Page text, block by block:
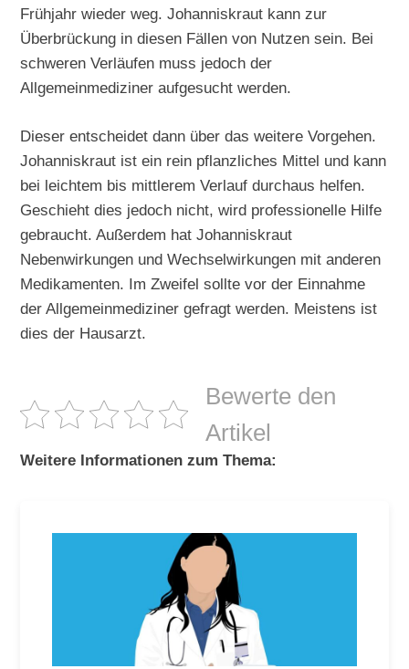
Frühjahr wieder weg. Johanniskraut kann zur
Überbrückung in diesen Fällen von Nutzen sein. Bei
schweren Verläufen muss jedoch der
Allgemeinmediziner aufgesucht werden.
Dieser entscheidet dann über das weitere Vorgehen.
Johanniskraut ist ein rein pflanzliches Mittel und kann
bei leichtem bis mittlerem Verlauf durchaus helfen.
Geschieht dies jedoch nicht, wird professionelle Hilfe
gebraucht. Außerdem hat Johanniskraut
Nebenwirkungen und Wechselwirkungen mit anderen
Medikamenten. Im Zweifel sollte vor der Einnahme
der Allgemeinmediziner gefragt werden. Meistens ist
dies der Hausarzt.
Bewerte den
Artikel
Weitere Informationen zum Thema: